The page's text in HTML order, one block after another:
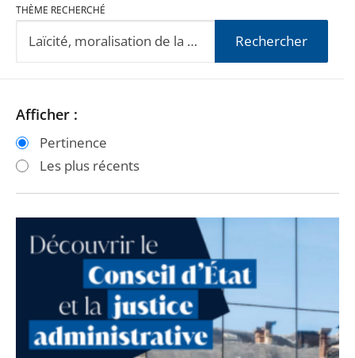
THÈME RECHERCHÉ
Rechercher
Passer
les
filtres
Passer
les
filtres
Afficher :
Pertinence
Les plus récents
Conseil